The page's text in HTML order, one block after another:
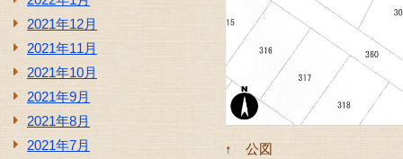
2021年12月
2021年11月
2021年10月
2021年9月
2021年8月
2021年7月
↑ 公図